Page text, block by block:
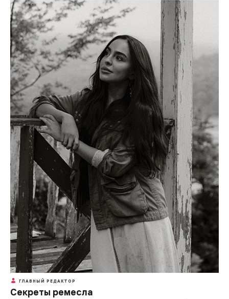
ГЛАВНЫЙ РЕДАКТОР
Секреты ремесла